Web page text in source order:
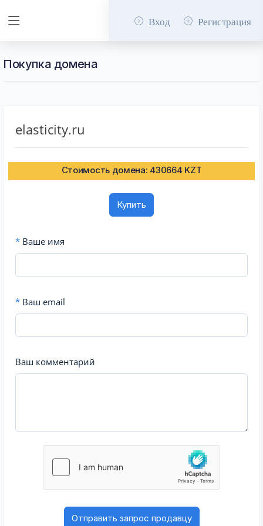
Вход Регистрация
Покупка домена
elasticity.ru
Стоимость домена: 430664 KZT
Купить
* Ваше имя
* Ваш email
Ваш комментарий